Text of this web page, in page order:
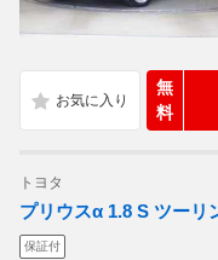
無
料
トヨタ
プリウスα 1.8 S ツーリ
保証付